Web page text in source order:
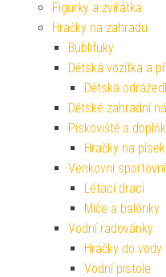
Figurky a zvířátka
Hračky na zahradu
Bublifuky
Dětská vozítka a
Dětská
Dětské zahradní
Pískoviště a
Hračky na písek
Venkovní
Létací draci
Míče a balónky
Vodní radovánky
Hračky do vody
Vodní pistole